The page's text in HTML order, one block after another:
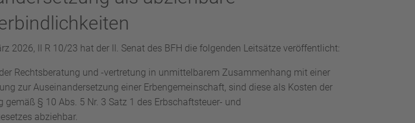
2026, II R 10/23 hat der II. Senat des BFH die folgenden Leitsätze veröffentlicht:
Rechtsberatung und -vertretung in unmittelbarem Zusammenhang mit einer
zur Auseinandersetzung einer Erbengemeinschaft, sind diese als Kosten der
gemäß § 10 Abs. 5 Nr. 3 Satz 1 des Erbschaftsteuer- und
abziehbar.